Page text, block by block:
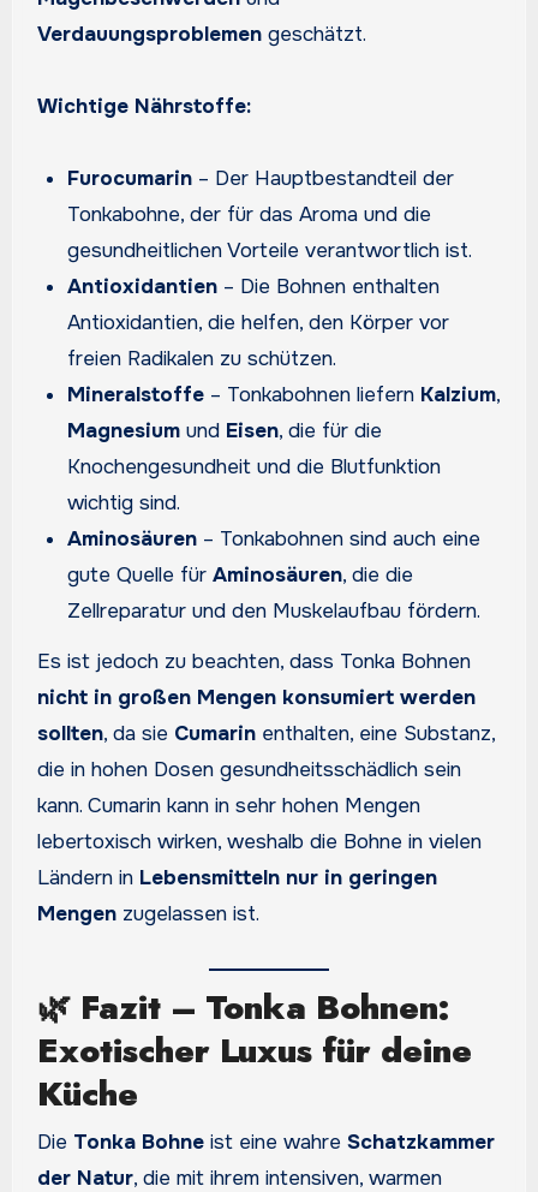
Verdauungsproblemengeschätzt.
Wichtige Nährstoffe:
Furocumarin – Der Hauptbestandteil der
Tonkabohne, der für das Aroma und die
gesundheitlichen Vorteile verantwortlich ist.
Antioxidantien – Die Bohnen enthalten
Antioxidantien, die helfen, den Körper vor
freien Radikalen zu schützen.
Mineralstoffe – Tonkabohnen liefern Kalzium,
Magnesium und Eisen, die für die
Knochengesundheit und die Blutfunktion
wichtig sind.
Aminosäuren – Tonkabohnen sind auch eine
gute Quelle fürAminosäuren, die die
Zellreparatur und den Muskelaufbau fördern.
Es ist jedoch zu beachten, dass Tonka Bohnen
nicht in großen Mengen konsumiert werden
sollten, da sie Cumarinenthalten, eine Substanz,
die in hohen Dosen gesundheitsschädlich sein
kann. Cumarin kann in sehr hohen Mengen
lebertoxisch wirken, weshalb die Bohne in vielen
Ländern in Lebensmitteln nur in geringen
Mengenzugelassen ist.
🌿 Fazit – Tonka Bohnen:
Exotischer Luxus für deine
Küche
Die Tonka Bohneist eine wahre Schatzkammer
der Natur, die mit ihrem intensiven, warmen